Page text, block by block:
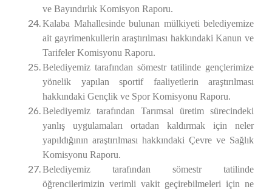
ve Bayındırlık Komisyon Raporu.
Kalaba Mahallesinde bulunan mülkiyeti belediyemize
ait gayrimenkullerin araştırılması hakkındaki Kanun ve
TarifelerKomisyonu Raporu.
Belediyemiz tarafından sömestr tatilinde gençlerimize
yönelik yapılan sportif faaliyetlerin araştırılması
hakkındaki Gençlik ve SporKomisyonu Raporu.
Belediyemiz tarafından Tarımsal üretim sürecindeki
yanlış uygulamaları ortadan kaldırmak için neler
yapıldığının araştırılması hakkındaki Çevre ve Sağlık
Komisyonu Raporu.
Belediyemiz tarafından sömestr tatilinde
öğrencilerimizin verimli vakit geçirebilmeleri için ne